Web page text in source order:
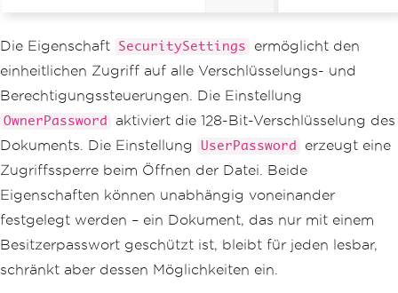
Die Eigenschaft SecuritySettings
ermöglicht den
einheitlichen Zugriff auf alle Verschlüsselungs- und
Berechtigungssteuerungen. Die Einstellung
OwnerPassword
aktiviert die 128-Bit-Verschlüsselung des
Dokuments. Die Einstellung
UserPassword
erzeugt eine
Zugriffssperre beim Öffnen der Datei. Beide
Eigenschaften können unabhängig voneinander
festgelegt werden – ein Dokument, das nur mit einem
Besitzerpasswort geschützt ist, bleibt für jeden lesbar,
schränkt aber dessen Möglichkeiten ein.